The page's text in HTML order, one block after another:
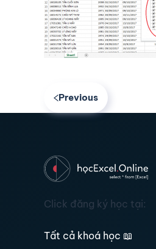
Previous
Click đăng ký học tại:
Tất cả khoá học 📖